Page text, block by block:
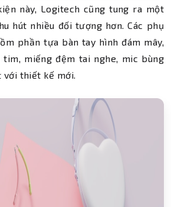
này, Logitech cũng tung ra một
hút nhiều đối tượng hơn. Các phụ
phần tựa bàn tay hình đám mây,
miếng đệm tai nghe, mic bùng
với thiết kế mới.